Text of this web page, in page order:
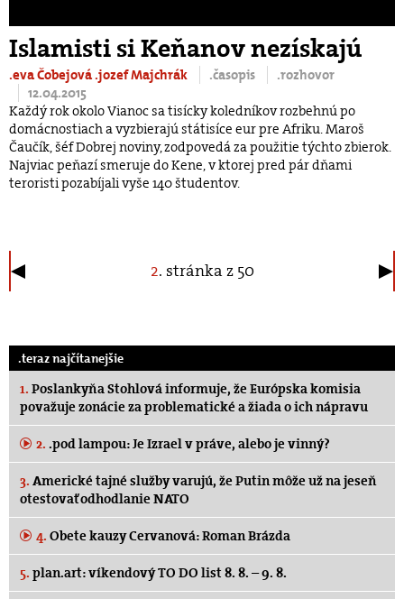
Islamisti si Keňanov nezískajú
.eva Čobejová.jozef Majchrák .časopis
.rozhovor
12.04.2015
Každý rok okolo Vianoc sa tisícky koledníkov rozbehnú po
domácnostiach a vyzbierajú státisíce eur pre Afriku. Maroš
Čaučík, šéf Dobrej noviny, zodpovedá za použitie týchto zbierok.
Najviac peňazí smeruje do Kene, v ktorej pred pár dňami
teroristi pozabíjali vyše 140 študentov.
2. stránka z 50
.teraz najčítanejšie
1. Poslankyňa Stohlová informuje, že Európska komisia
považuje zonácie za problematické a žiada o ich nápravu
2. .pod lampou: Je Izrael v práve, alebo je vinný?
3. Americké tajné služby varujú, že Putin môže už na jeseň
otestovať odhodlanie NATO
4. Obete kauzy Cervanová: Roman Brázda
5. plan.art: víkendový TO DO list 8. 8. – 9. 8.